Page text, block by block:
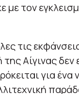
με τον
τις
Αίγινας δεν
για ένα